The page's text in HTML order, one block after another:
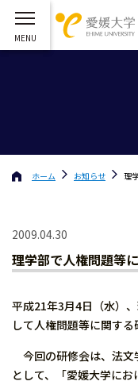
ホーム お知らせ 理
2009.04.30
理学部で人権問題等
平成21年3月4日（水）
して人権問題等に関する
今回の研修会は、法文
として、「愛媛大学に